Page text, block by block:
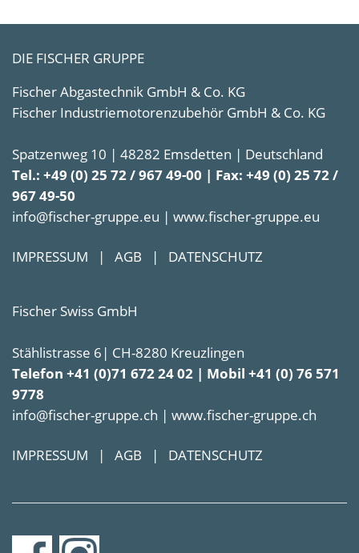
DIE FISCHER GRUPPE
Fischer Abgastechnik GmbH & Co. KG
Fischer Industriemotorenzubehör GmbH & Co. KG
Spatzenweg 10 | 48282 Emsdetten | Deutschland
Tel.: +49 (0) 25 72 / 967 49-00 | Fax: +49 (0) 25 72 /
967 49-50
info@fischer-gruppe.eu | www.fischer-gruppe.eu
IMPRESSUM | AGB | DATENSCHUTZ
Fischer Swiss GmbH
Stählistrasse 6| CH-8280 Kreuzlingen
Telefon +41 (0)71 672 24 02 | Mobil +41 (0) 76 571
9778
info@fischer-gruppe.ch | www.fischer-gruppe.ch
IMPRESSUM | AGB | DATENSCHUTZ